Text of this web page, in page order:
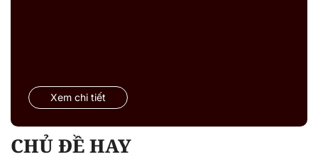
Xem chi tiết
CHỦ ĐỀ HAY